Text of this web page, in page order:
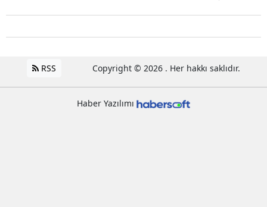
RSS Copyright © 2026 . Her hakkı saklıdır.
Haber Yazılımı